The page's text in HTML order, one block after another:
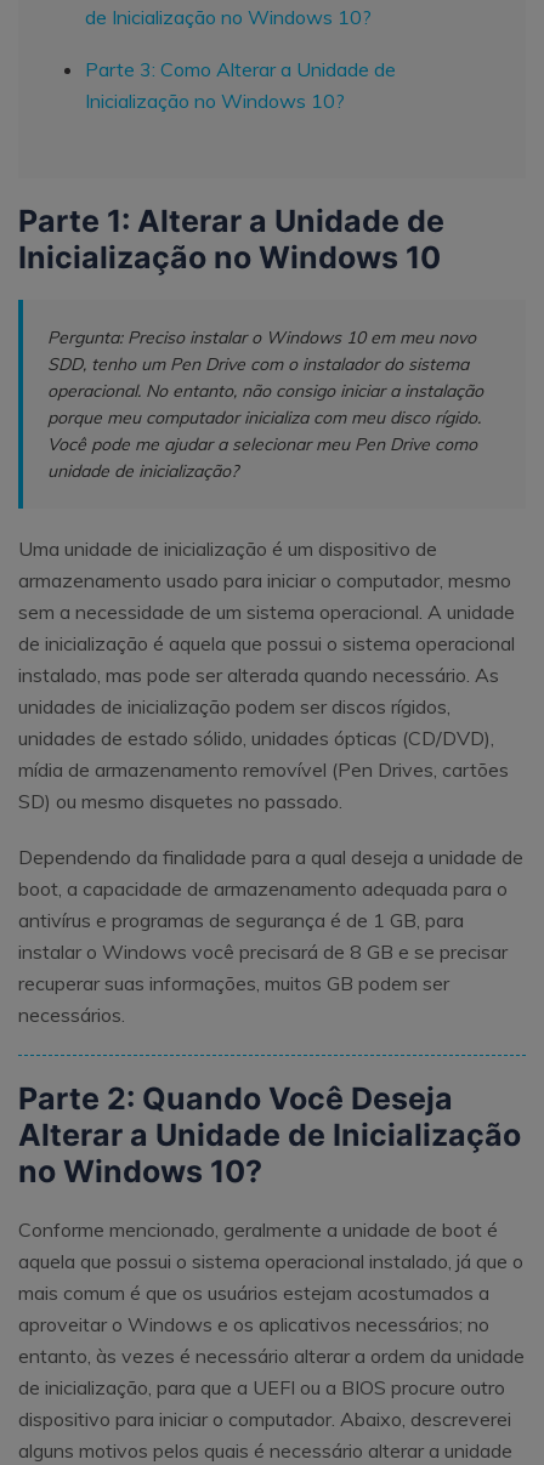
de Inicialização no Windows 10?
Parte 3: Como Alterar a Unidade de
Inicialização no Windows 10?
Parte 1: Alterar a Unidade de
Inicialização no Windows 10
Pergunta: Preciso instalar o Windows 10 em meu novo
SDD, tenho um Pen Drive com o instalador do sistema
operacional. No entanto, não consigo iniciar a instalação
porque meu computador inicializa com meu disco rígido.
Você pode me ajudar a selecionar meu Pen Drive como
unidade de inicialização?
Uma unidade de inicialização é um dispositivo de
armazenamento usado para iniciar o computador, mesmo
sem a necessidade de um sistema operacional. A unidade
de inicialização é aquela que possui o sistema operacional
instalado, mas pode ser alterada quando necessário. As
unidades de inicialização podem ser discos rígidos,
unidades de estado sólido, unidades ópticas (CD/DVD),
mídia de armazenamento removível (Pen Drives, cartões
SD) ou mesmo disquetes no passado.
Dependendo da finalidade para a qual deseja a unidade de
boot, a capacidade de armazenamento adequada para o
antivírus e programas de segurança é de 1 GB, para
instalar o Windows você precisará de 8 GB e se precisar
recuperar suas informações, muitos GB podem ser
necessários.
Parte 2: Quando Você Deseja
Alterar a Unidade de Inicialização
no Windows 10?
Conforme mencionado, geralmente a unidade de boot é
aquela que possui o sistema operacional instalado, já que o
mais comum é que os usuários estejam acostumados a
aproveitar o Windows e os aplicativos necessários; no
entanto, às vezes é necessário alterar a ordem da unidade
de inicialização, para que a UEFI ou a BIOS procure outro
dispositivo para iniciar o computador. Abaixo, descreverei
alguns motivos pelos quais é necessário alterar a unidade